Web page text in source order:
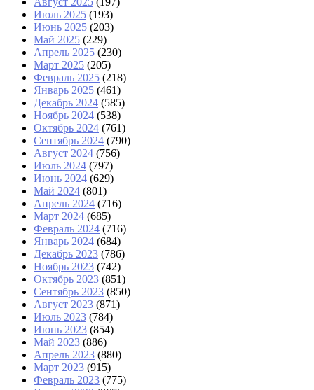
Июль 2025 (193)
Июнь 2025 (203)
Май 2025 (229)
Апрель 2025 (230)
Март 2025 (205)
Февраль 2025 (218)
Январь 2025 (461)
Декабрь 2024 (585)
Ноябрь 2024 (538)
Октябрь 2024 (761)
Сентябрь 2024 (790)
Август 2024 (756)
Июль 2024 (797)
Июнь 2024 (629)
Май 2024 (801)
Апрель 2024 (716)
Март 2024 (685)
Февраль 2024 (716)
Январь 2024 (684)
Декабрь 2023 (786)
Ноябрь 2023 (742)
Октябрь 2023 (851)
Сентябрь 2023 (850)
Август 2023 (871)
Июль 2023 (784)
Июнь 2023 (854)
Май 2023 (886)
Апрель 2023 (880)
Март 2023 (915)
Февраль 2023 (775)